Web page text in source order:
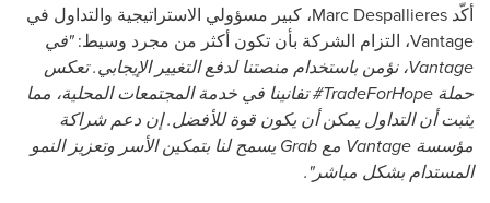
أكّد Marc Despallieres، كبير مسؤولي الاستراتيجية والتداول في
Vantage، التزام الشركة بأن تكون أكثر من مجرد وسيط:"في
Vantage، نؤمن باستخدام منصتنا لدفع التغيير الإيجابي. تعكس
حملة TradeForHope# تفانينا في خدمة المجتمعات المحلية، مما
يثبت أن التداول يمكن أن يكون قوة للأفضل. إن دعم شراكة
مؤسسة Vantage مع Grab يسمح لنا بتمكين الأسر وتعزيز النمو
المستدام بشكل مباشر".